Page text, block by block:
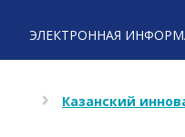
ЭЛЕКТРОННАЯ
Казанский